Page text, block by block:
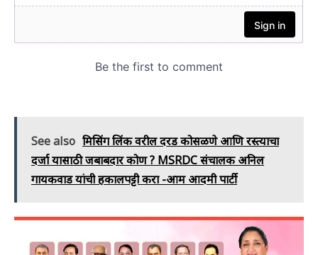
See also मिसिंग लिंक वरील दरड कोसळणे आणि रस्त्याचा
दर्जा यासाठी जबाबदार कोण ? MSRDC संचालक अनिल
गायकवाड यांची हकालपट्टी करा -आम आदमी पार्टी